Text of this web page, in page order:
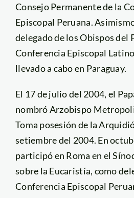
Consejo Permanente de la
Episcopal Peruana.
delegado de los Obispos del
Conferencia Episcopal
llevado a cabo en Paraguay.
El 17 de julio del 2004, el
nombró Arzobispo
Toma posesión de la
setiembre del 2004. En
participó en Roma en el
sobre la Eucaristía, como
Conferencia Episcopal